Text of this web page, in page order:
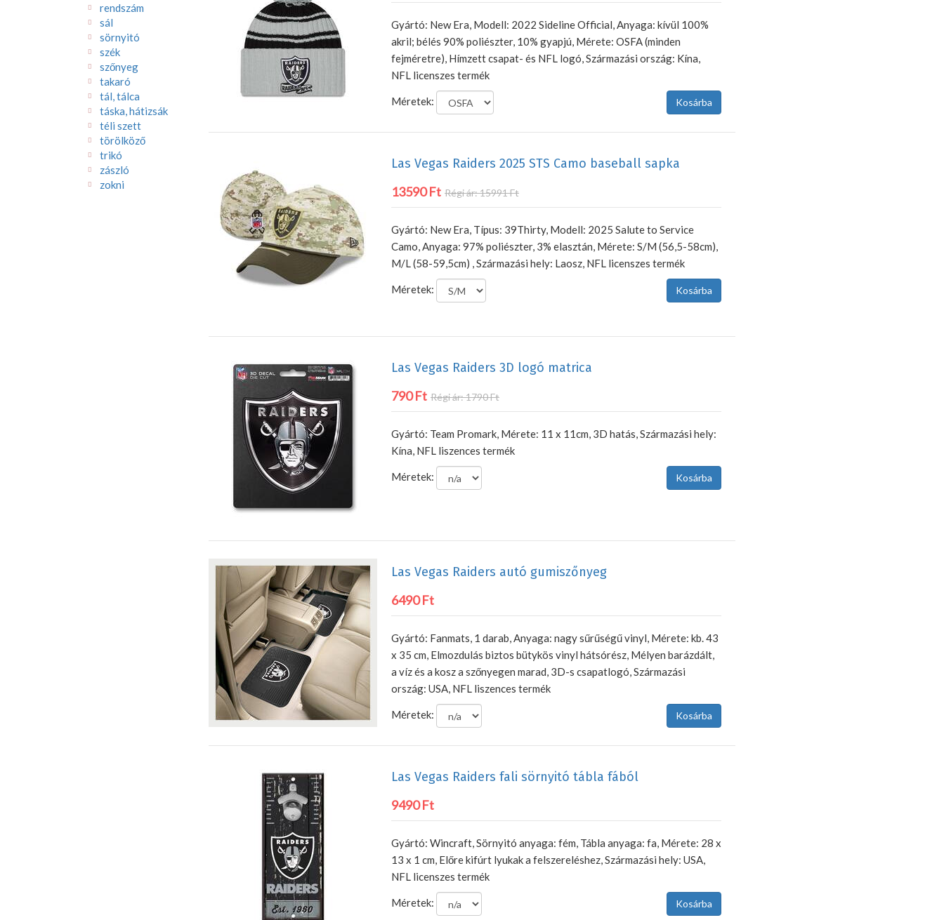
rendszám
sál
sörnyitó
szék
szőnyeg
takaró
tál, tálca
táska, hátizsák
téli szett
törölköző
trikó
zászló
zokni
Gyártó: New Era, Modell: 2022 Sideline Official, Anyaga: kívül 100%
akril; bélés 90% poliészter, 10% gyapjú, Mérete: OSFA (minden
fejméretre), Hímzett csapat- és NFL logó, Származási ország: Kína,
NFL licenszes termék
Méretek:
Las Vegas Raiders 2025 STS Camo baseball sapka
13590 Ft Régi ár: 15991 Ft
Gyártó: New Era, Típus: 39Thirty, Modell: 2025 Salute to Service
Camo, Anyaga: 97% poliészter, 3% elasztán, Mérete: S/M (56,5-58cm),
M/L (58-59,5cm) , Származási hely: Laosz, NFL licenszes termék
Méretek:
Las Vegas Raiders 3D logó matrica
790 Ft Régi ár: 1790 Ft
Gyártó: Team Promark, Mérete: 11 x 11cm, 3D hatás, Származási hely:
Kína, NFL liszences termék
Méretek:
Las Vegas Raiders autó gumiszőnyeg
6490 Ft
Gyártó: Fanmats, 1 darab, Anyaga: nagy sűrűségű vinyl, Mérete: kb. 43
x 35 cm, Elmozdulás biztos bütykös vinyl hátsórész, Mélyen barázdált,
a víz és a kosz a szőnyegen marad, 3D-s csapatlogó, Származási
ország: USA, NFL liszences termék
Méretek:
Las Vegas Raiders fali sörnyitó tábla fából
9490 Ft
Gyártó: Wincraft, Sörnyitó anyaga: fém, Tábla anyaga: fa, Mérete: 28 x
13 x 1 cm, Előre kifúrt lyukak a felszereléshez, Származási hely: USA,
NFL licenszes termék
Méretek: